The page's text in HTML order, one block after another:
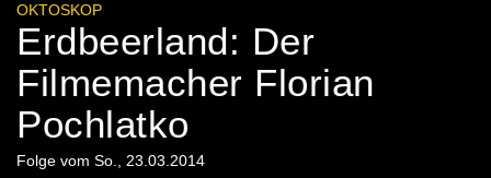
OKTOSKOP
Erdbeerland: Der
Filmemacher Florian
Pochlatko
Folge vom So., 23.03.2014